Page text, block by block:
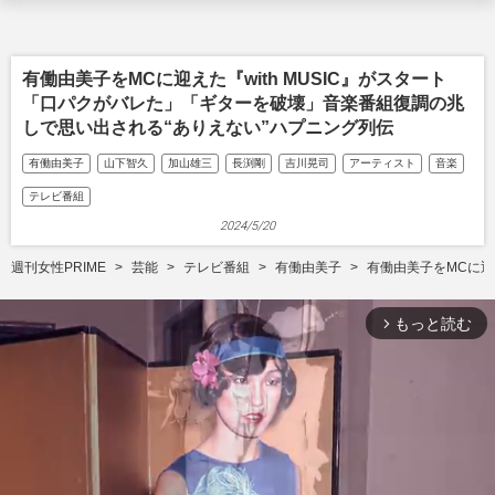
有働由美子をMCに迎えた『with MUSIC』がスタート
「口パクがバレた」「ギターを破壊」音楽番組復調の兆
しで思い出される“ありえない”ハプニング列伝
有働由美子 山下智久 加山雄三 長渕剛 吉川晃司 アーティスト 音楽
テレビ番組
2024/5/20
週刊女性PRIME 芸能 テレビ番組 有働由美子 有働由美子をMCに
arrow_forward_ios もっと読む